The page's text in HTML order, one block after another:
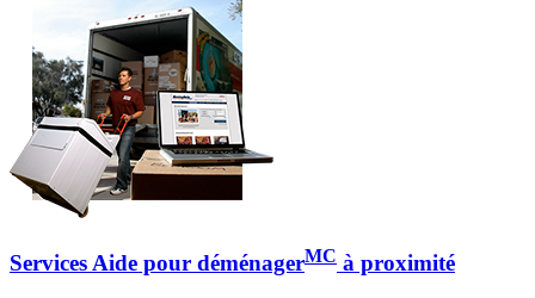
Services Aide pour déménagerMC à proximité